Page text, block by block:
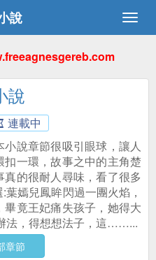
說
說
連載中
說章節很吸引眼球，讓人
一環，故事之中的主角楚
的很耐人尋味，看了很多
嫣兒鳳眸閃過一團火焰，
竟王妃痛失孩子，她得大
法，得想想法子，這……...
章節